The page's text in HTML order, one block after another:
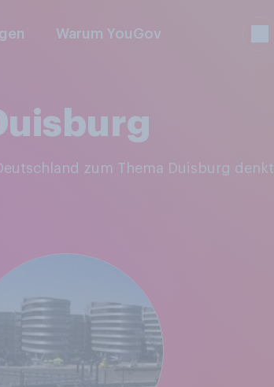
Warum YouGov
zum Thema Duisburg denkt